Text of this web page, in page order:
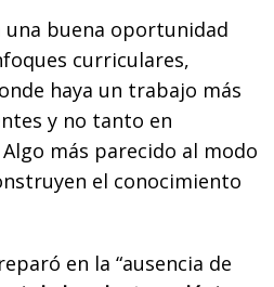
una buena oportunidad
curriculares,
haya un trabajo más
y no tanto en
más parecido al modo
el conocimiento
en la “ausencia de